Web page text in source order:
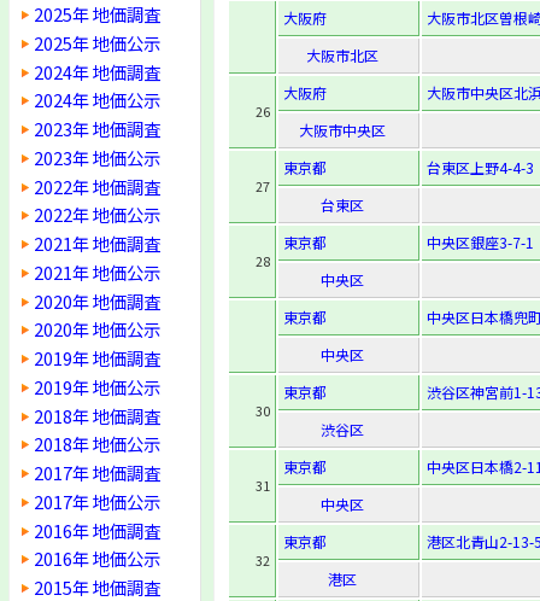
2025年 地価調査
2025年 地価公示
2024年 地価調査
2024年 地価公示
2023年 地価調査
2023年 地価公示
2022年 地価調査
2022年 地価公示
2021年 地価調査
2021年 地価公示
2020年 地価調査
2020年 地価公示
2019年 地価調査
2019年 地価公示
2018年 地価調査
2018年 地価公示
2017年 地価調査
2017年 地価公示
2016年 地価調査
2016年 地価公示
2015年 地価調査
大阪府
大阪市北区曽根
大阪市北区
26
大阪府
大阪市中央区北
大阪市中央区
27
東京都
台東区上野4-4-3
台東区
28
東京都
中央区銀座3-7-1
中央区
東京都
中央区日本橋兜
中央区
30
東京都
渋谷区神宮前1-
渋谷区
31
東京都
中央区日本橋2-
中央区
32
東京都
港区北青山2-13-
港区